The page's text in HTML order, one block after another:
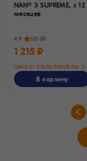
NAN® 3 SUPREME, с 12
месяцев
4.9 521
1 215 ₽
Цена от Клуба Baby&me
В корзину